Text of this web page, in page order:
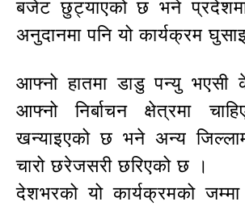
बजेट छुट्याएको छ भने
अनुदानमा पनि यो कार्यक्रम
आफ्नो हातमा डाडु पन्यु भएसी
आफ्नो निर्बाचन क्षेत्रमा
खन्याइएको छ भने अन्य
चारो छरेजसरी छरिएको छ ।
देशभरको यो कार्यक्रमको